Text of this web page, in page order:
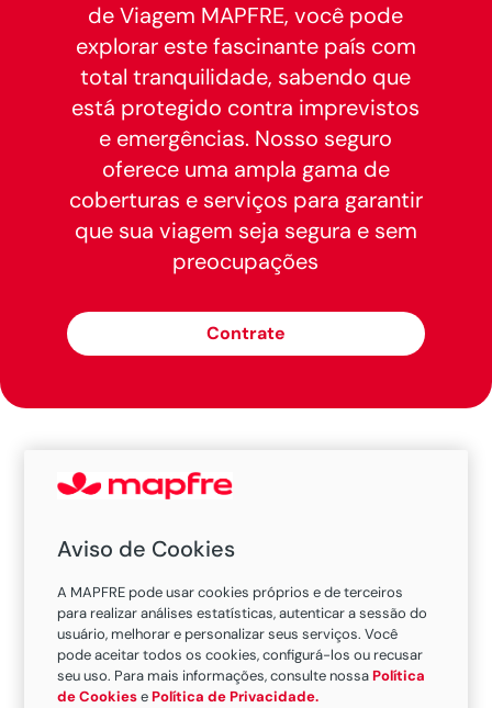
de Viagem MAPFRE, você pode
explorar este fascinante país com
total tranquilidade, sabendo que
está protegido contra imprevistos
e emergências. Nosso seguro
oferece uma ampla gama de
coberturas e serviços para garantir
que sua viagem seja segura e sem
preocupações
Contrate
De um centro financeiro global a um tesouro
histórico, Luxemburgo te espera para uma
experiência única. Com nosso seguro viagem,
você garante assistência completa, permitindo
que sua única preocupação seja desfrutar da
sua jornada.
Cobertura
Aviso de Cookies
A MAPFRE pode usar cookies próprios e de terceiros
para realizar análises estatísticas, autenticar a sessão do
usuário, melhorar e personalizar seus serviços. Você
pode aceitar todos os cookies, configurá-los ou recusar
seu uso. Para mais informações, consulte nossaPolítica
de CookiesePolítica de Privacidade.